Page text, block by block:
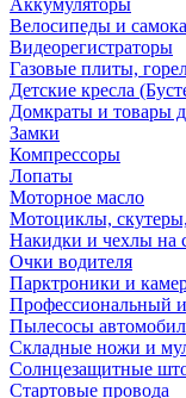
Аккумуляторы
Велосипеды и
Видеорегистраторы
Газовые плиты,
Детские кресла
Домкраты и товары
Замки
Компрессоры
Лопаты
Моторное масло
Мотоциклы,
Накидки и чехлы на
Очки водителя
Парктроники и
Профессиональный
Пылесосы
Складные ножи и
Солнцезащитные
Стартовые провода